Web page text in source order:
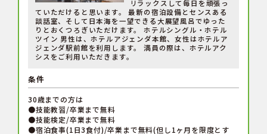
リラックスして毎日を頑張っ
ていただけると思います。 最新の宿泊設備とセンスある
談話室、そして日本海を一望できる大展望風呂でゆった
りとおくつろぎいただけます。 ホテルシングル・ホテル
ツイン 男性は、ホテルアジェンダ本館、女性はホテルア
ジェンダ駅前館を利用します。 満員の際は、ホテルアク
シスをご利用いただきます。
条件
30歳までの方は
●技能教習/卒業まで無料
●技能検定/卒業まで無料
●宿泊食事(1日3食付)/卒業まで無料(但し1ヶ月を限度とす